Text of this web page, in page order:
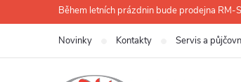
na
Během letních prázdnin bude prodejna RM-
Novinky Kontakty Servis a